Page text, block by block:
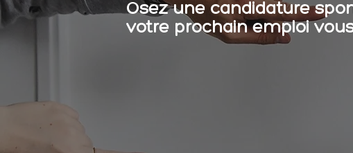
Osez une candidature
votre prochain emploi